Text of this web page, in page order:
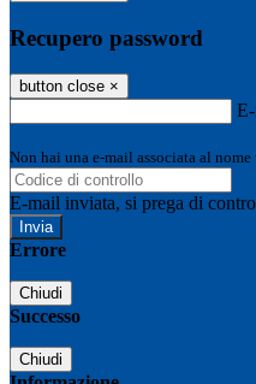
Recupero password
button close ×
Non hai una e-mail associata al
E-mail inviata, si prega di
Errore
Chiudi
Successo
Chiudi